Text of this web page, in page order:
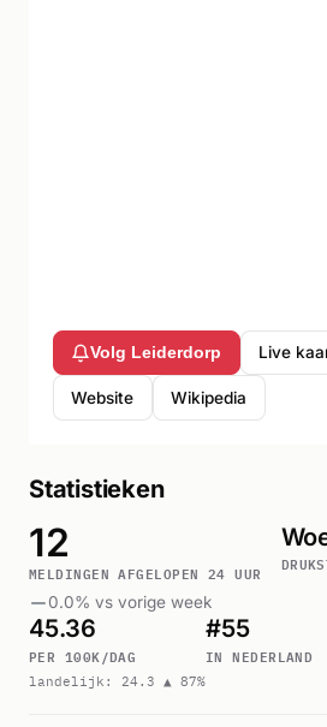
Volg Leiderdorp Live
Website Wikipedia
Statistieken
12
MELDINGEN AFGELOPEN 24 UUR
0.0% vs vorige week
45.36
PER 100K/DAG
landelijk: 24.3 ▲ 87%
#55
IN NEDERLAND